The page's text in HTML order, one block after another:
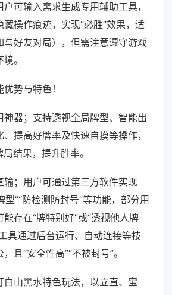
可输入需求生成专用辅助工具，
操作痕迹，实现“必胜”效果，适
与好友对局），但需注意遵守游戏
。
势与特色！
神器；支持透视全局牌型、智能出
提高好牌率及快速自摸等操作，
结果，提升胜率。
输；用户可通过第三方软件实现
型”“防检测防封号”等功能，部分用
存在“牌特别好”或“透视他人牌
具通过后台运行、自动连接等技
且“安全性高”“不被封号”。
白山黑水特色玩法，以立直、宝